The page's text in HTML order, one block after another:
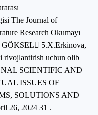
The Journal of
Research Okumayı
GÖKSEL 5.X.Erkinova,
rivojlantirish uchun olib
SCIENTIFIC AND
ISSUES OF
SOLUTIONS AND
26, 2024 31 .